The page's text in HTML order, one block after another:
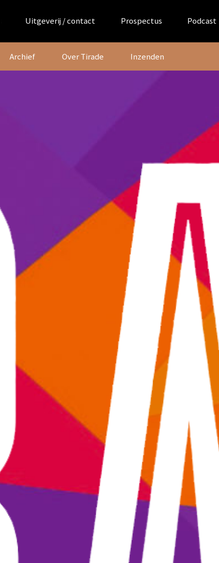
Uitgeverij / contact Prospectus Podcast
Archief Over Tirade Inzenden